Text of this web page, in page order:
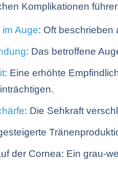
Komplikationen
Auge: Oft beschrieben
: Das betroffene
: Eine erhöhte
: Die Sehkraft
der Cornea: Ein grau-